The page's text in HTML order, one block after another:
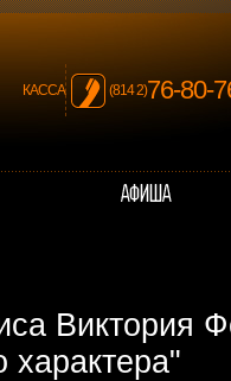
КАССА (814 2)76-80-
Виктория
характера"